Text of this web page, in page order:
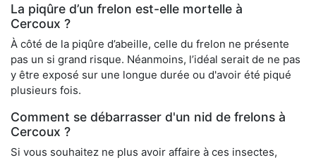
La piqûre d’un frelon est-elle mortelle à
Cercoux ?
À côté de la piqûre d’abeille, celle du frelon ne présente
pas un si grand risque. Néanmoins, l’idéal serait de ne pas
y être exposé sur une longue durée ou d'avoir été piqué
plusieurs fois.
Comment se débarrasser d'un nid de frelons à
Cercoux ?
Si vous souhaitez ne plus avoir affaire à ces insectes,